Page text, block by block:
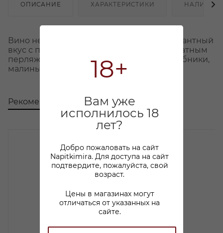
18+
Вам уже
исполнилось 18
лет?
Добро пожаловать на сайт
Napitkimira. Для доступа на сайт
подтвердите, пожалуйста, свой
возраст.
Цены в магазинах могут
отличаться от указанных на
сайте.
ОПИСАНИЕ ХАРАКТЕРИСТИКИ НАЛИЧИЕ
Вино нежно-розового цвета. Тонкий, элегантный
вкус с прекрасной кислотностью и деликатным
перляжем. В аромате оттенки спелой клубники,
малины, шелковицы и красного яблока.
Рекомендуем С этим товаром покупают